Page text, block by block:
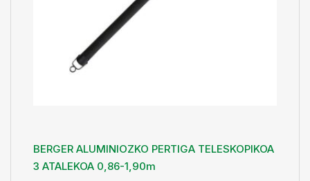
BERGER ALUMINIOZKO PERTIGA TELESKOPIKOA
3 ATALEKOA 0,86-1,90m